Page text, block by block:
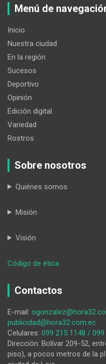
Menú de
Inicio
Nuestra ciudad
En la región
Sucesos
Deportivo
Opinión
Edición digital
Variedad
Rostros
Sobre nosotros
Quiénes somos
Misión
Visión
Código de ética
varios
durante
la
emergencia
sanitaria
Contactos
E-mail:
publicidad@hora32.com.ec
Celulares: 099 215 1148 /
Dirección: Bolívar 209-52,
piso), a pocos metros de la